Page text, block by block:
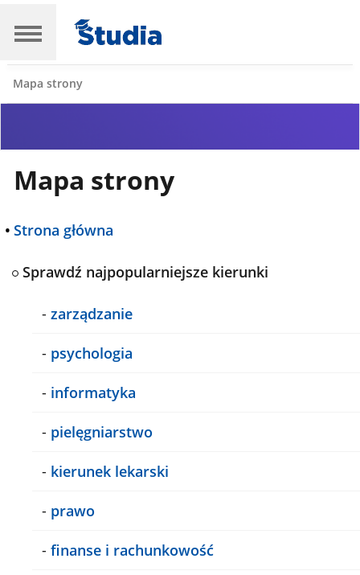
Mapa strony
Mapa strony
• Strona główna
Sprawdź najpopularniejsze kierunki
- zarządzanie
- psychologia
- informatyka
- pielęgniarstwo
- kierunek lekarski
- prawo
- finanse i rachunkowość